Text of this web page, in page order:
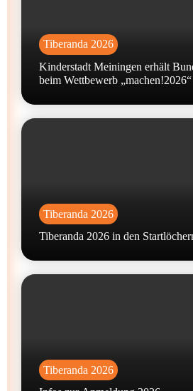
Tiberanda 2026
Kinderstadt Meiningen erhält
beim Wettbewerb „machen!2026“
Tiberanda 2026
Tiberanda 2026 in den
Tiberanda 2026